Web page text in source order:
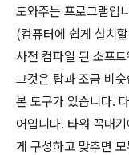
도와주는 프로그램입
(컴퓨터에 쉽게 설치
사전 컴파일 된 소프
그것은 탑과 조금 비
본 도구가 있습니다.
어입니다. 타워 꼭대
게 구성하고 맞추면